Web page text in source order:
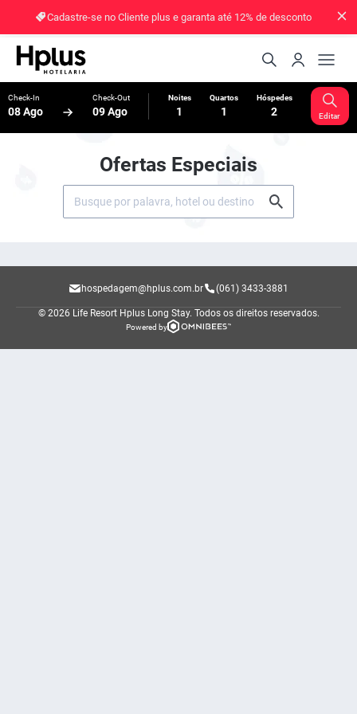
Cadastre-se no Cliente plus e garanta até 12% de desconto
Check-In
08 Ago
Check-Out
09 Ago
Noites
1
Quartos
1
Hóspedes
2 Editar
Ofertas Especiais
hospedagem@hplus.com.br (061) 3433-3881
© 2026 Life Resort Hplus Long Stay. Todos os direitos reservados.
Powered by